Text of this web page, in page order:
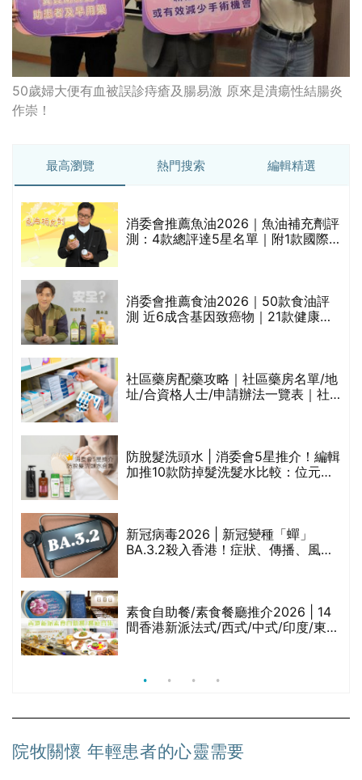
50歲婦大便有血被誤診痔瘡及腸易激 原來是潰瘍性結腸炎
作崇！
最高瀏覽 熱門搜索 編輯精選
消委會推薦魚油2026｜魚油補充劑評
測：4款總評達5星名單｜附1款國際
消委會推薦食油2026｜50款食油評
測 近6成含基因致癌物｜21款健康煮
社區藥房配藥攻略｜社區藥房名單/地
址/合資格人士/申請辦法一覽表｜社
防脫髮洗頭水 | 消委會5星推介！編輯
加推10款防掉髮洗髮水比較：位元
新冠病毒2026 | 新冠變種「蟬」
BA.3.2殺入香港！症狀、傳播、風險
素食自助餐/素食餐廳推介2026 | 14
間香港新派法式/西式/中式/印度/東南
院牧關懷 年輕患者的心靈需要